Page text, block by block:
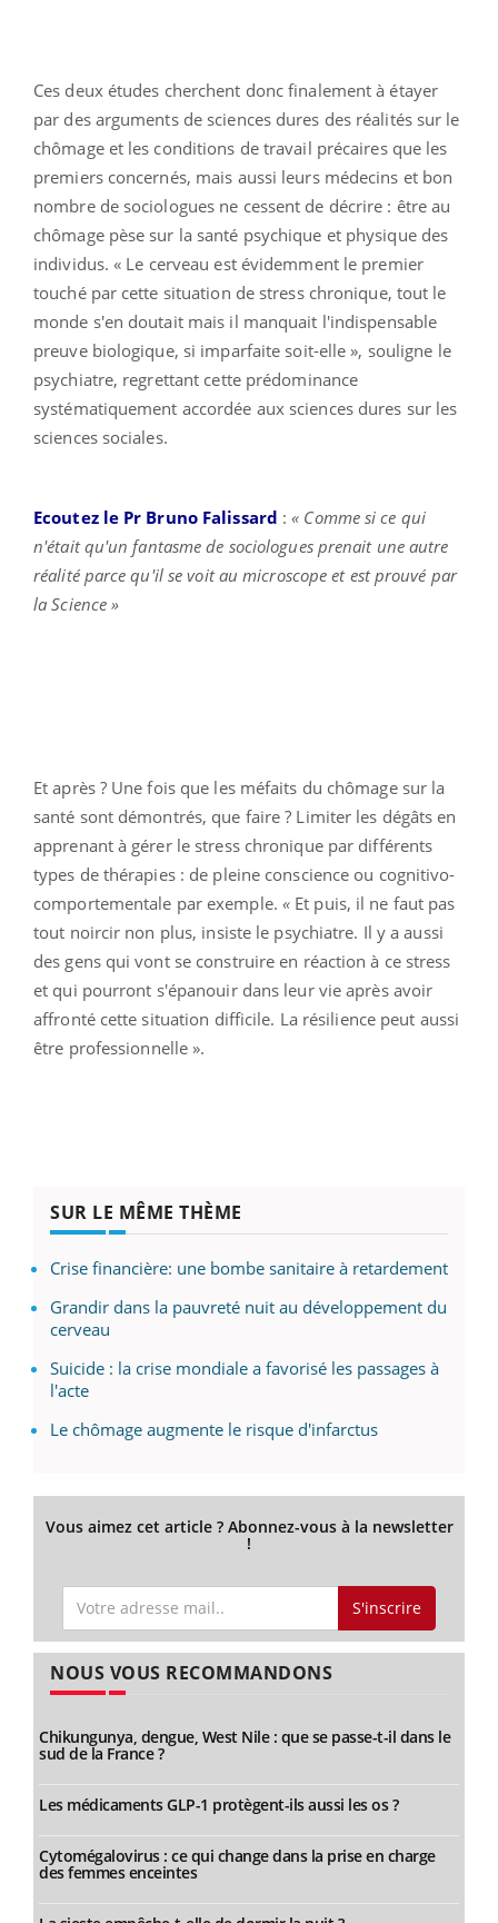
Ces deux études cherchent donc finalement à étayer
par des arguments de sciences dures des réalités sur le
chômage et les conditions de travail précaires que les
premiers concernés, mais aussi leurs médecins et bon
nombre de sociologues ne cessent de décrire : être au
chômage pèse sur la santé psychique et physique des
individus. « Le cerveau est évidemment le premier
touché par cette situation de stress chronique, tout le
monde s'en doutait mais il manquait l'indispensable
preuve biologique, si imparfaite soit-elle », souligne le
psychiatre, regrettant cette prédominance
systématiquement accordée aux sciences dures sur les
sciences sociales.
Ecoutez le Pr Bruno Falissard :« Comme si ce qui
n'était qu'un fantasme de sociologues prenait une autre
réalité parce qu'il se voit au microscope et est prouvé par
la Science »
Et après ? Une fois que les méfaits du chômage sur la
santé sont démontrés, que faire ? Limiter les dégâts en
apprenant à gérer le stress chronique par différents
types de thérapies : de pleine conscience ou cognitivo-
comportementale par exemple. « Et puis, il ne faut pas
tout noircir non plus, insiste le psychiatre. Il y a aussi
des gens qui vont se construire en réaction à ce stress
et qui pourront s'épanouir dans leur vie après avoir
affronté cette situation difficile. La résilience peut aussi
être professionnelle ».
SUR LE MÊME THÈME
Crise financière: une bombe sanitaire à retardement
Grandir dans la pauvreté nuit au développement du
cerveau
Suicide : la crise mondiale a favorisé les passages à
l'acte
Le chômage augmente le risque d'infarctus
Vous aimez cet article ? Abonnez-vous à la newsletter
!
S'inscrire
NOUS VOUS RECOMMANDONS
Chikungunya, dengue, West Nile : que se passe-t-il dans le
sud de la France ?
Les médicaments GLP-1 protègent-ils aussi les os ?
Cytomégalovirus : ce qui change dans la prise en charge
des femmes enceintes